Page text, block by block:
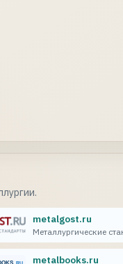
metalgost.ru
Металлургические
metalbooks.ru